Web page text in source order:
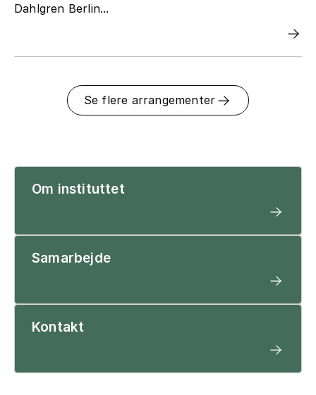
Dahlgren Berlin...
Se flere arrangementer
Om instituttet
Samarbejde
Kontakt